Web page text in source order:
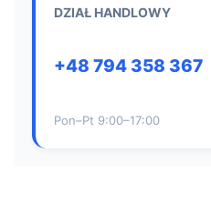
DZIAŁ HANDLOWY
+48 794 358 367
Pon–Pt 9:00–17:00